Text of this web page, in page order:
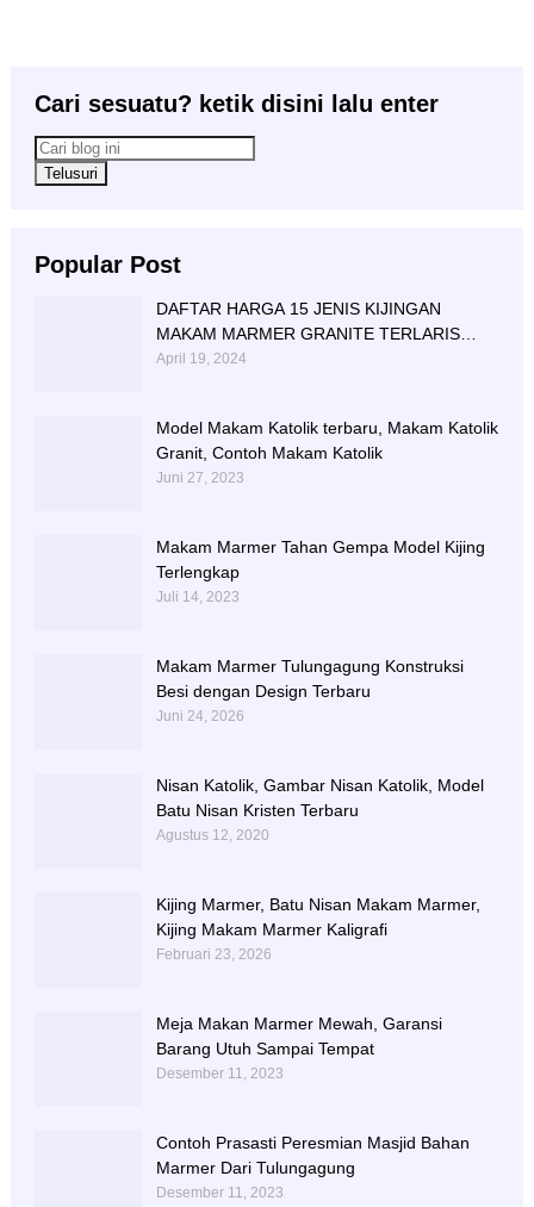
Cari sesuatu? ketik disini lalu enter
Popular Post
DAFTAR HARGA 15 JENIS KIJINGAN
MAKAM MARMER GRANITE TERLARIS
BERIKUT NISAN NYA
April 19, 2024
Model Makam Katolik terbaru, Makam Katolik
Granit, Contoh Makam Katolik
Juni 27, 2023
Makam Marmer Tahan Gempa Model Kijing
Terlengkap
Juli 14, 2023
Makam Marmer Tulungagung Konstruksi
Besi dengan Design Terbaru
Juni 24, 2026
Nisan Katolik, Gambar Nisan Katolik, Model
Batu Nisan Kristen Terbaru
Agustus 12, 2020
Kijing Marmer, Batu Nisan Makam Marmer,
Kijing Makam Marmer Kaligrafi
Februari 23, 2026
Meja Makan Marmer Mewah, Garansi
Barang Utuh Sampai Tempat
Desember 11, 2023
Contoh Prasasti Peresmian Masjid Bahan
Marmer Dari Tulungagung
Desember 11, 2023